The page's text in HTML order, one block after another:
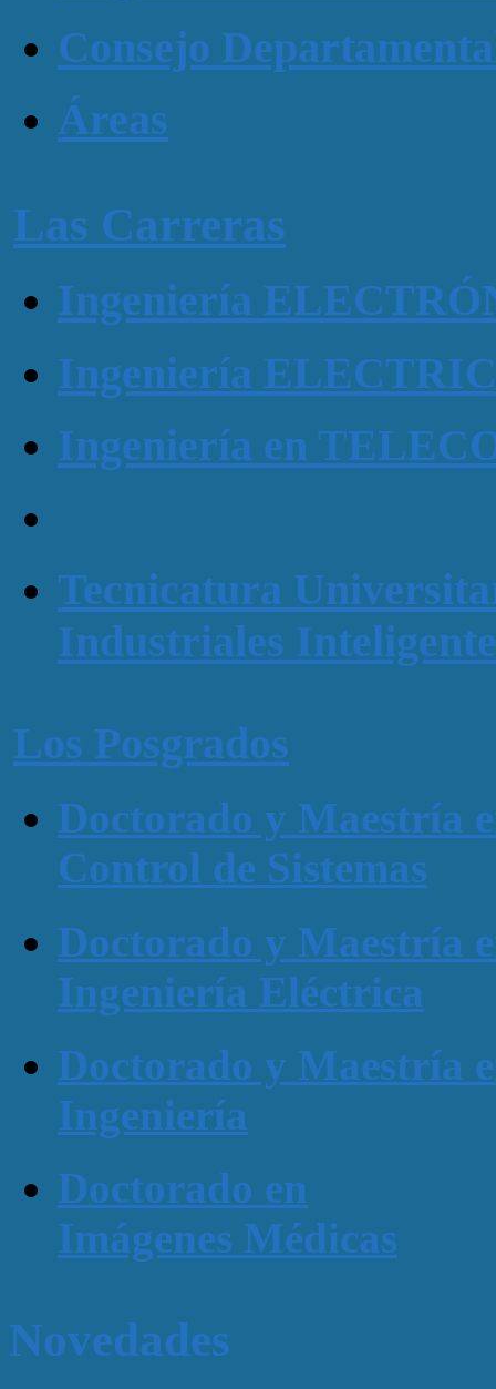
Consejo
Áreas
Las Carreras
Ingeniería
Ingeniería
Ingeniería en
Tecnicatura
Industriales
Los Posgrados
Doctorado y Maestría
Control de Sistemas
Doctorado y Maestría
Ingeniería Eléctrica
Doctorado y Maestría
Ingeniería
Doctorado en
Imágenes Médicas
Novedades